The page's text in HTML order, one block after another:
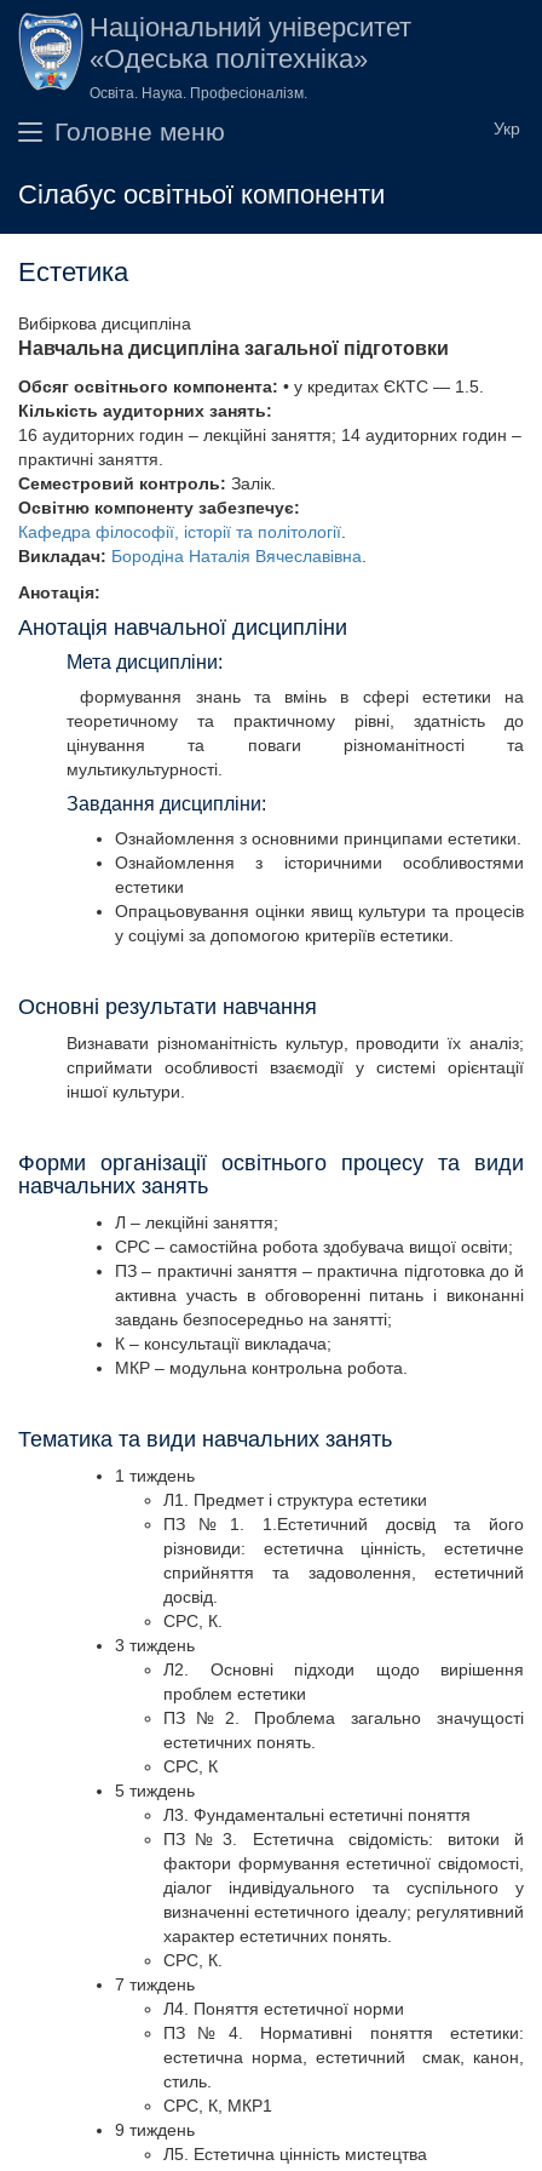
Перейти до основного вмісту
Національний університет
«Одеська політехніка»
Освіта. Наука. Професіоналізм.
Головне меню
Сілабус освітньої компоненти
Естетика
Вибіркова дисципліна
Навчальна дисципліна загальної підготовки
Обсяг освітнього компонента: • у кредитах ЄКТС — 1.5.
Кількість аудиторних занять:
16 аудиторних годин – лекційні заняття; 14 аудиторних годин –
практичні заняття.
Семестровий контроль: Залік.
Освітню компоненту забезпечує:
Кафедра філософії, історії та політології
Викладач: Бородіна Наталія Вячеславівна
Анотація:
Анотація навчальної дисципліни
Мета дисципліни:
формування знань та вмінь в сфері естетики на
теоретичному та практичному рівні, здатність до
цінування та поваги різноманітності та
мультикультурності.
Завдання дисципліни:
Ознайомлення з основними принципами естетики.
Ознайомлення з історичними особливостями
естетики
Опрацьовування оцінки явищ культури та процесів
у соціумі за допомогою критеріїв естетики.
Основні результати навчання
Визнавати різноманітність культур, проводити їх аналіз;
сприймати особливості взаємодії у системі орієнтації
іншої культури.
Форми організації освітнього процесу та види
навчальних занять
Л – лекційні заняття;
СРС – самостійна робота здобувача вищої освіти;
ПЗ – практичні заняття – практична підготовка до й
активна участь в обговоренні питань і виконанні
завдань безпосередньо на занятті;
К – консультації викладача;
МКР – модульна контрольна робота.
Тематика та види навчальних занять
1 тиждень
Л1. Предмет і структура естетики
ПЗ№1. 1.Естетичний досвід та його
різновиди: естетична цінність, естетичне
сприйняття та задоволення, естетичний
досвід.
СРС, К.
3 тиждень
Л2. Основні підходи щодо вирішення
проблем естетики
ПЗ№2. Проблема загально значущості
естетичних понять.
СРС, К
5 тиждень
Л3. Фундаментальні естетичні поняття
ПЗ№3. Естетична свідомість: витоки й
фактори формування естетичної свідомості,
діалог індивідуального та суспільного у
визначенні естетичного ідеалу; регулятивний
характер естетичних понять.
СРС, К.
7 тиждень
Л4. Поняття естетичної норми
ПЗ№4. Нормативні поняття естетики:
естетична норма, естетичний смак, канон,
стиль.
СРС, К, МКР1
9 тиждень
Л5. Естетична цінність мистецтва